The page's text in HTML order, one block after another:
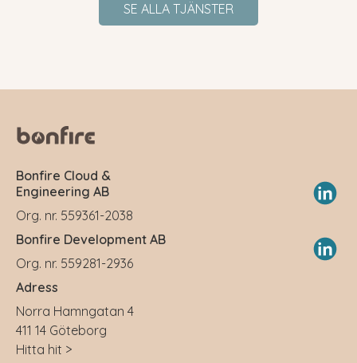
SE ALLA TJÄNSTER
Bonfire Cloud &
Engineering AB
Org. nr. 559361-2038
Bonfire Development AB
Org. nr. 559281-2936
Adress
Norra Hamngatan 4
411 14 Göteborg
Hitta hit >